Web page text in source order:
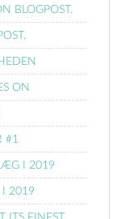
BLOGPOST.
ON
#1
I 2019
I 2019